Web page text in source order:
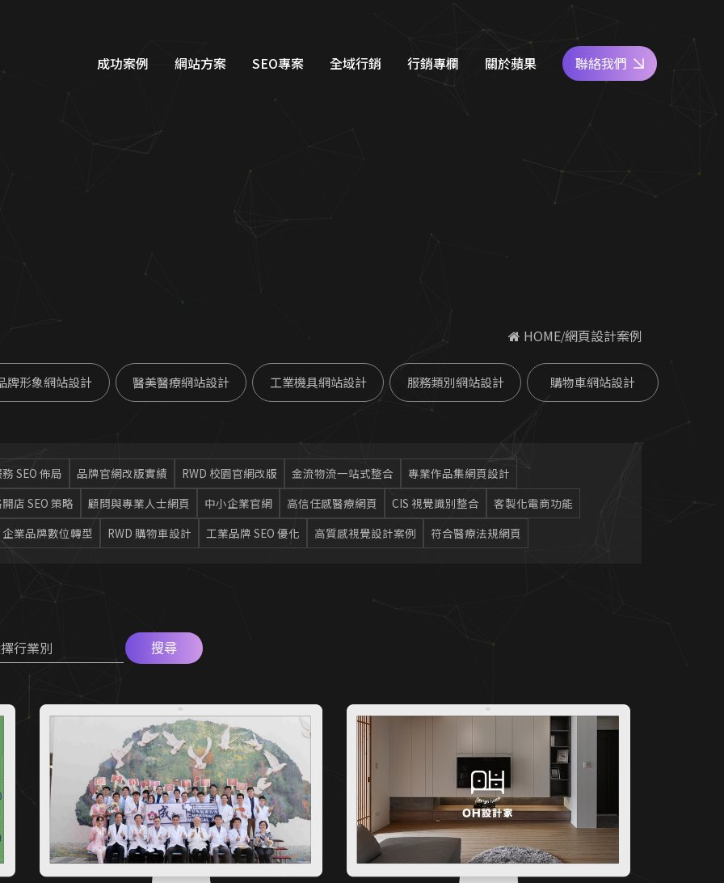
成功案例
工業機具網站設計
網站方案 SEO專案 全域行銷
Google商家經營
行銷專欄
關鍵字廣告秘笈
行銷教室
關於蘋果
人才專區
聯絡我們
HOME 網頁設計案例
牌形象網站設計 醫美醫療網站設計 工業機具網站設計 服務類別網站設計 購物車網站設計
SEO 佈局 品牌官網改版實績 RWD 校園官網改版 金流物流一站式整合
專業作品集網頁設計
店 SEO 策略
顧問與專業人士網頁 中小企業官網 高信任感醫療網頁 CIS 視覺識別整合
客製化電商功能
企業品牌數位轉型
RWD 購物車設計 工業品牌 SEO 優化 高質感視覺設計案例 符合醫療法規網頁
行業別 搜尋